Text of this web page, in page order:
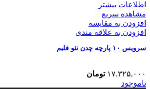
اطلاعات بیشتر
مشاهده سریع
افزودن به مقایسه
افزودن به علاقه مندی
سرویس ۱۰ پارچه چدن نئو فلیم
۱۷,۳۲۵,۰۰۰ تومان
ناموجود